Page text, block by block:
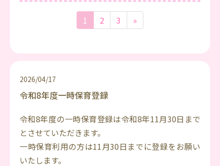
1 2 3 »
2026/04/17
令和8年度一時保育登録
令和8年度の一時保育登録は令和8年11月30日まで
とさせていただきます。
一時保育利用の方は11月30日までに登録をお願い
いたします。